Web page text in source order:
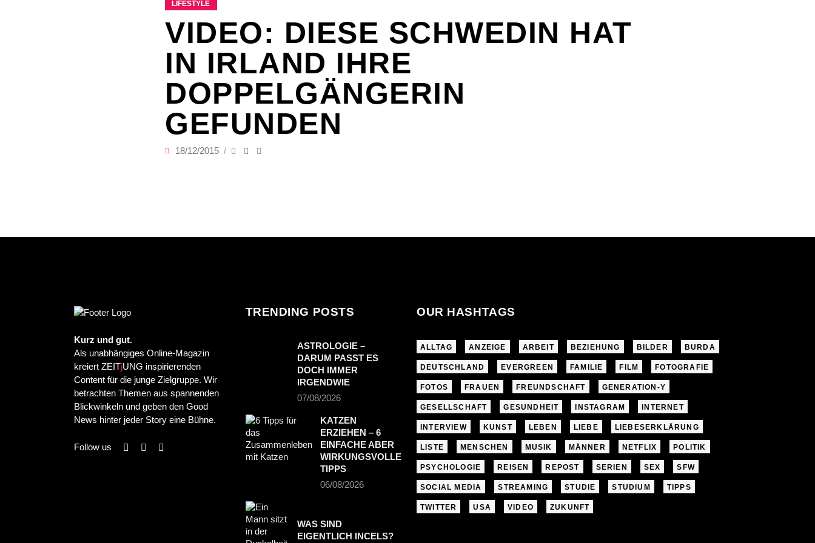
LIFESTYLE
VIDEO: DIESE SCHWEDIN HAT
IN IRLAND IHRE
DOPPELGÄNGERIN
GEFUNDEN
18/12/2015
Kurz und gut.
Als unabhängiges Online-Magazin
kreiert ZEITjUNG inspirierenden
Content für die junge Zielgruppe. Wir
betrachten Themen aus spannenden
Blickwinkeln und geben den Good
News hinter jeder Story eine Bühne.
Follow us
TRENDING POSTS
ASTROLOGIE –
DARUM PASST ES
DOCH IMMER
IRGENDWIE
07/08/2026
KATZEN
ERZIEHEN – 6
EINFACHE ABER
WIRKUNGSVOLLE
TIPPS
06/08/2026
WAS SIND
EIGENTLICH INCELS?
OUR HASHTAGS
ALLTAG ANZEIGE ARBEIT BEZIEHUNG BILDER BURDA
DEUTSCHLAND EVERGREEN FAMILIE FILM FOTOGRAFIE
FOTOS FRAUEN FREUNDSCHAFT GENERATION-Y
GESELLSCHAFT GESUNDHEIT INSTAGRAM INTERNET
INTERVIEW KUNST LEBEN LIEBE LIEBESERKLÄRUNG
LISTE MENSCHEN MUSIK MÄNNER NETFLIX POLITIK
PSYCHOLOGIE REISEN REPOST SERIEN SEX SFW
SOCIAL MEDIA STREAMING STUDIE STUDIUM TIPPS
TWITTER USA VIDEO ZUKUNFT